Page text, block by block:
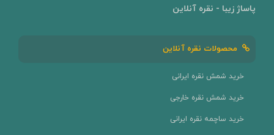
پاساژ زیبا - نقره آنلاین
محصولات نقره آنلاین
خرید شمش نقره ایرانی
خرید شمش نقره خارجی
خرید ساچمه نقره ایرانی